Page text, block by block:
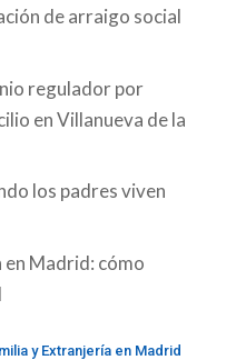
de arraigo social
regulador por
en Villanueva de la
los padres viven
Madrid: cómo
y Extranjería en Madrid